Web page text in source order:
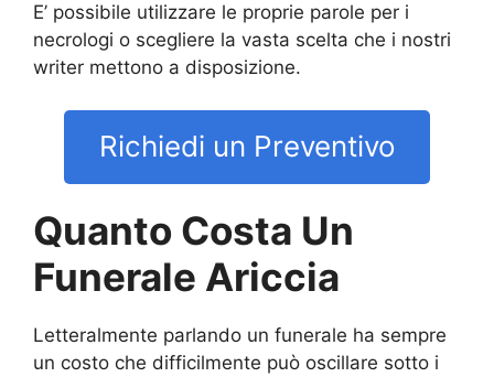
E’ possibile utilizzare le proprie parole per i
necrologi o scegliere la vasta scelta che i nostri
writer mettono a disposizione.
Richiedi un Preventivo
Quanto Costa Un
Funerale Ariccia
Letteralmente parlando un funerale ha sempre
un costo che difficilmente può oscillare sotto i